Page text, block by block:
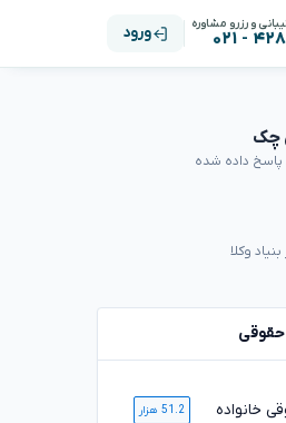
و رزرو مشاوره
- ۰۲۱ ورود
چک
پاسخ داده شده
وکلا
خانواده 51.2 هزار